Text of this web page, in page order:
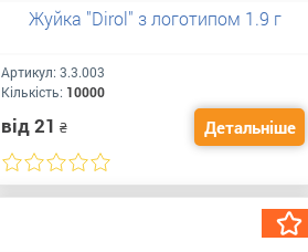
Жуйка "Dirol" з логотипом 1.9 г
Артикул: 3.3.003
Кількість: 10000
від 21 ₴ Детальніше